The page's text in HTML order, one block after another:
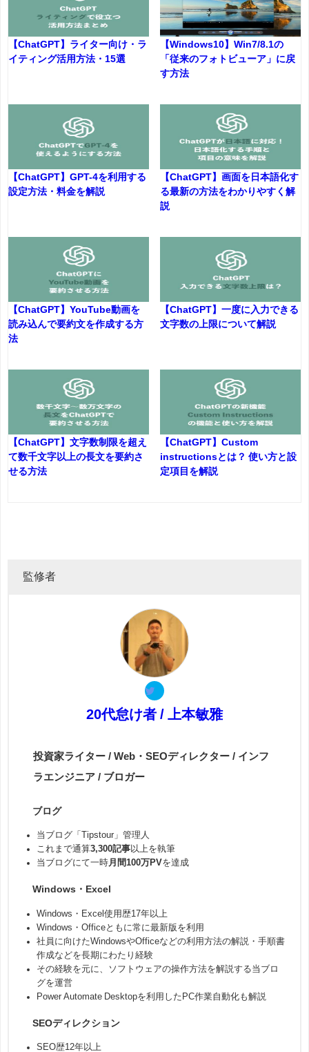
【ChatGPT】ライター向け・ラ
イティング活用方法・15選
【Windows10】Win7/8.1の
「従来のフォトビューア」に戻
す方法
【ChatGPT】GPT-4を利用する
設定方法・料金を解説
【ChatGPT】画面を日本語化す
る最新の方法をわかりやすく解
説
【ChatGPT】YouTube動画を
読み込んで要約文を作成する方
法
【ChatGPT】一度に入力できる
文字数の上限について解説
【ChatGPT】文字数制限を超え
て数千文字以上の長文を要約さ
せる方法
【ChatGPT】Custom
instructionsとは？ 使い方と設
定項目を解説
監修者
20代怠け者 / 上本敏雅
投資家ライター / Web・SEOディレクター / インフ
ラエンジニア / ブロガー
ブログ
当ブログ「Tipstour」管理人
これまで通算3,300記事以上を執筆
当ブログにて一時月間100万PVを達成
Windows・Excel
Windows・Excel使用歴17年以上
Windows・Officeともに常に最新版を利用
社員に向けたWindowsやOfficeなどの利用方法の解説・手順書
作成などを長期にわたり経験
その経験を元に、ソフトウェアの操作方法を解説する当ブロ
グを運営
Power Automate Desktopを利用したPC作業自動化も解説
SEOディレクション
SEO歴12年以上